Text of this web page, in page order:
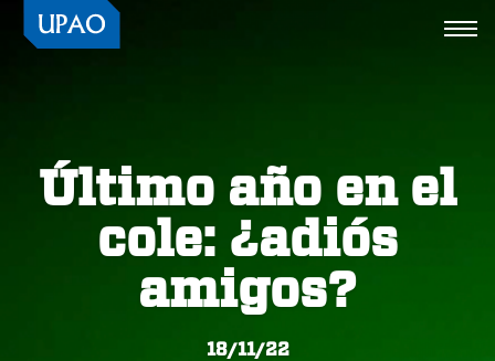
Último año en el
cole: ¿adiós
amigos?
18/11/22